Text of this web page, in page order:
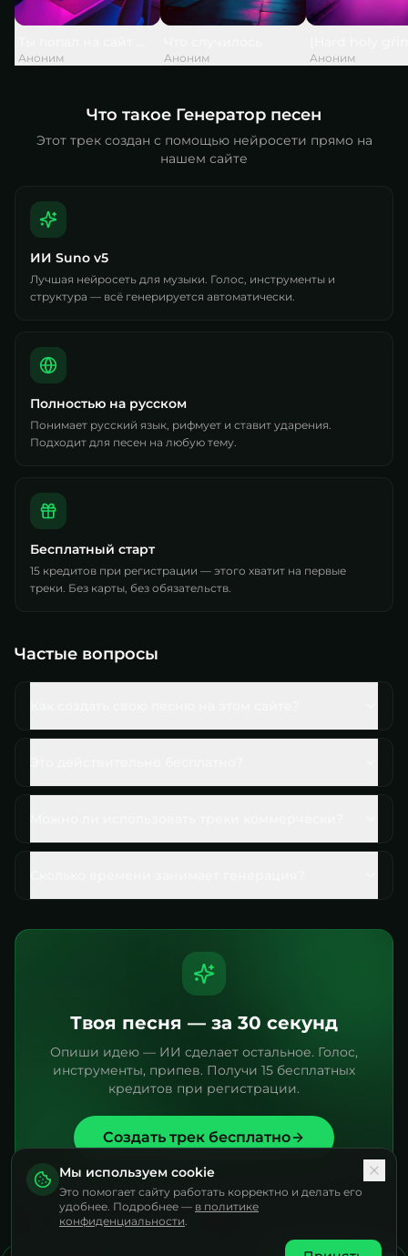
Аноним Аноним Аноним
Что такое Генератор песен
Этот трек создан с помощью нейросети прямо на
нашем сайте
ИИ Suno v5
Лучшая нейросеть для музыки. Голос, инструменты и
структура — всё генерируется автоматически.
Полностью на русском
Понимает русский язык, рифмует и ставит ударения.
Подходит для песен на любую тему.
Бесплатный старт
15 кредитов при регистрации — этого хватит на первые
треки. Без карты, без обязательств.
Частые вопросы
Твоя песня — за 30 секунд
Опиши идею — ИИ сделает остальное. Голос,
инструменты, припев. Получи 15 бесплатных
кредитов при регистрации.
Создать трек бесплатно
Мы используем cookie
Это помогает сайту работать корректно и делать его
удобнее. Подробнее — в политике
конфиденциальности.